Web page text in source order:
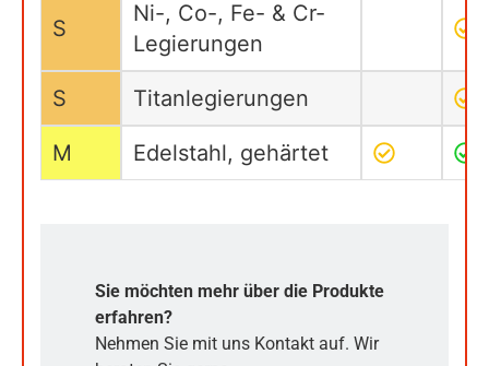
S
Ni-, Co-, Fe- & Cr-
Legierungen
S Titanlegierungen
M Edelstahl, gehärtet
Sie möchten mehr über die Produkte
erfahren?
Nehmen Sie mit uns Kontakt auf. Wir